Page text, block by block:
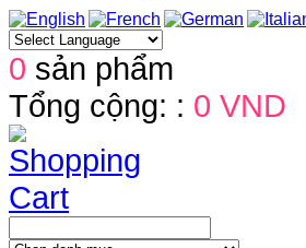
0 sản phẩm
Tổng cộng: : 0 VND